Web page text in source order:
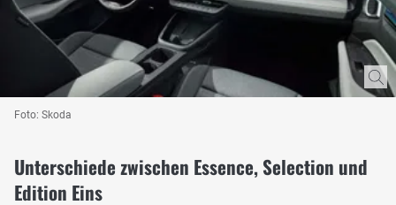
Foto: Skoda
Unterschiede zwischen Essence, Selection und
Edition Eins